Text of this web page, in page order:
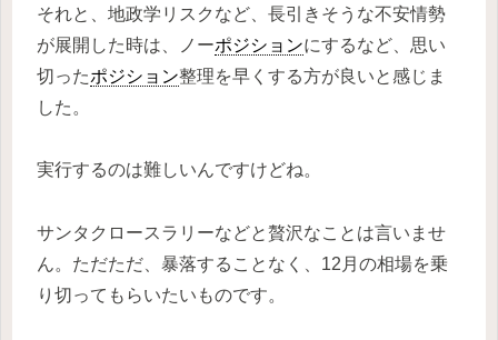
それと、地政学リスクなど、長引きそうな不安情勢
が展開した時は、ノーポジションにするなど、思い
切ったポジション整理を早くする方が良いと感じま
した。
実行するのは難しいんですけどね。
サンタクロースラリーなどと贅沢なことは言いませ
ん。ただただ、暴落することなく、12月の相場を乗
り切ってもらいたいものです。